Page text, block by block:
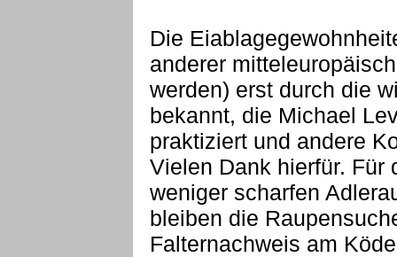
Die
anderer
werden) erst durch die
bekannt, die Michael
praktiziert und andere
Vielen Dank hierfür. Für
weniger scharfen
bleiben die
Falternachweis am